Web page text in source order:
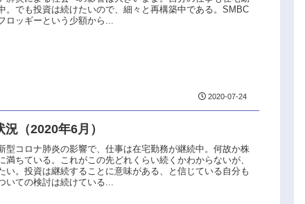
。でも投資は続けたいので、細々と再構築中である。SMBC
ロッギーという少額から...
2020-07-24
（2020年6月）
型コロナ肺炎の影響で、仕事は在宅勤務が継続中。何故か株
満ちている。これがこの先どれくらい続くかわからないが、
い。投資は継続することに意味がある、と信じている自分も
いての検討は続けている...